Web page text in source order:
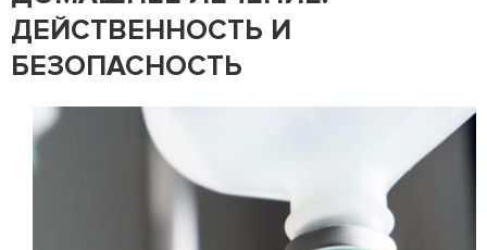
ДЕЙСТВЕННОСТЬ И
БЕЗОПАСНОСТЬ